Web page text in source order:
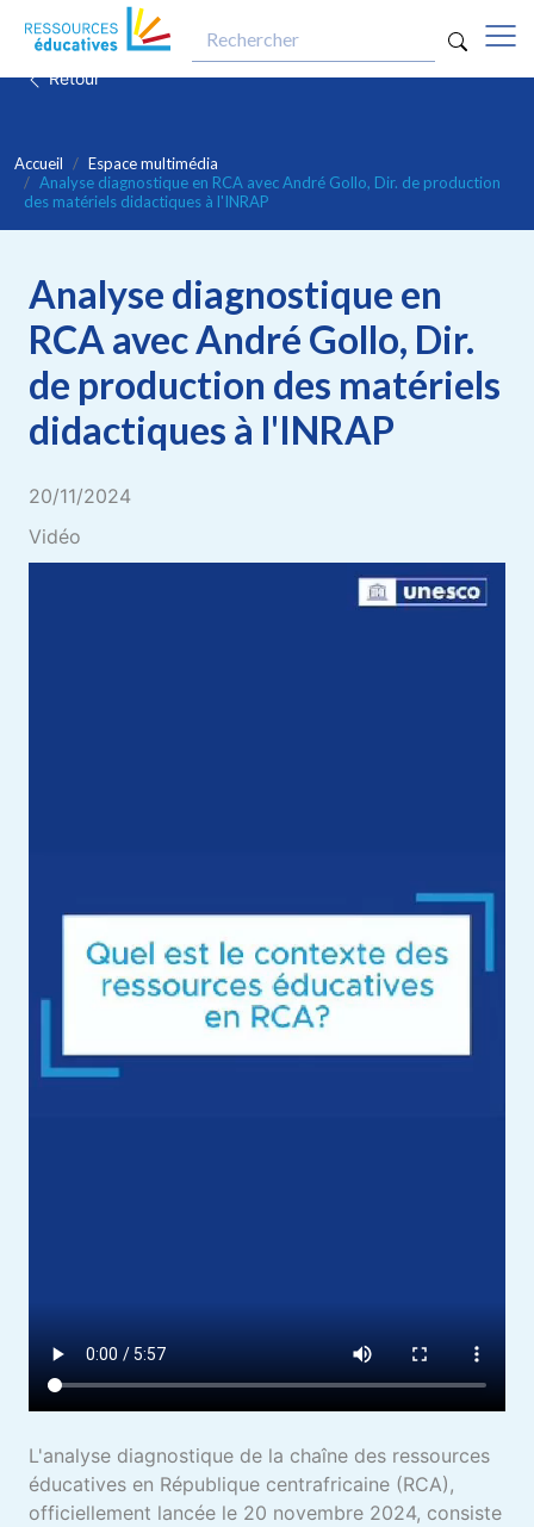
Aller au contenu principal
Retour
Accueil
Espace multimédia
Analyse diagnostique en RCA avec André Gollo, Dir. de production
des matériels didactiques à l'INRAP
Analyse diagnostique en
RCA avec André Gollo, Dir.
de production des matériels
didactiques à l'INRAP
20/11/2024
Vidéo
L'analyse diagnostique de la chaîne des ressources
éducatives en République centrafricaine (RCA),
officiellement lancée le 20 novembre 2024, consiste